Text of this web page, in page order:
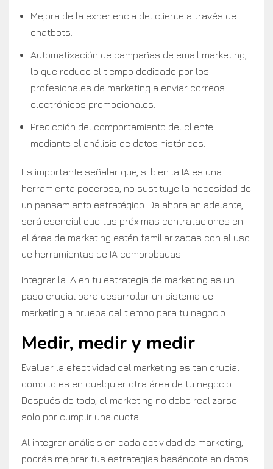
Mejora de la experiencia del cliente a través de
chatbots.
Automatización de campañas de email marketing,
lo que reduce el tiempo dedicado por los
profesionales de marketing a enviar correos
electrónicos promocionales.
Predicción del comportamiento del cliente
mediante el análisis de datos históricos.
Es importante señalar que, si bien la IA es una
herramienta poderosa, no sustituye la necesidad de
un pensamiento estratégico. De ahora en adelante,
será esencial que tus próximas contrataciones en
el área de marketing estén familiarizadas con el uso
de herramientas de IA comprobadas.
Integrar la IA en tu estrategia de marketing es un
paso crucial para desarrollar un sistema de
marketing a prueba del tiempo para tu negocio.
Medir, medir y medir
Evaluar la efectividad del marketing es tan crucial
como lo es en cualquier otra área de tu negocio.
Después de todo, el marketing no debe realizarse
solo por cumplir una cuota.
Al integrar análisis en cada actividad de marketing,
podrás mejorar tus estrategias basándote en datos